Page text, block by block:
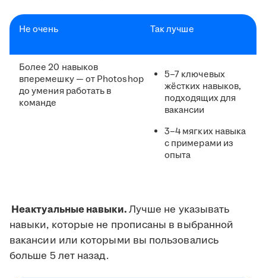
Не очень Так лучше
Более 20 навыков
вперемешку — от Photoshop
до умения работать в
команде
5–7 ключевых
жёстких навыков,
подходящих для
вакансии
3–4 мягких навыка
с примерами из
опыта
Неактуальные навыки.Лучше не указывать
навыки, которые не прописаны в выбранной
вакансии или которыми вы пользовались
больше 5 лет назад.